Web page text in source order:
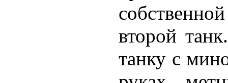
второй
танку с